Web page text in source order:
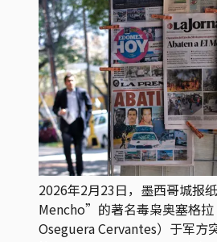
2026年2月23日，墨西哥城报
Mencho”的著名毒枭奥塞格
Oseguera Cervantes）于军方